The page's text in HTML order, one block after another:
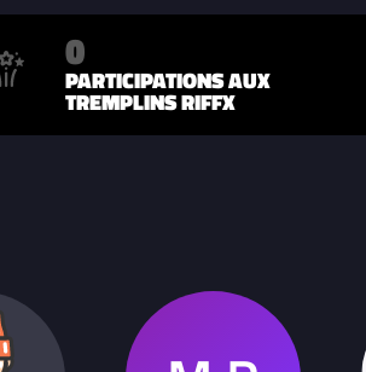
0
PARTICIPATIONS AUX
TREMPLINS RIFFX